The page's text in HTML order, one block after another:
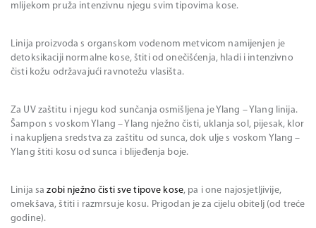
mlijekom pruža intenzivnu njegu svim tipovima kose.
Linija proizvoda s organskom vodenom metvicom namijenjen je
detoksikaciji normalne kose, štiti od onečišćenja, hladi i intenzivno
čisti kožu održavajući ravnotežu vlasišta.
Za UV zaštitu i njegu kod sunčanja osmišljena je Ylang – Ylang linija.
Šampon s voskom Ylang – Ylang nježno čisti, uklanja sol, pijesak, klor
i nakupljena sredstva za zaštitu od sunca, dok ulje s voskom Ylang –
Ylang štiti kosu od sunca i blijeđenja boje.
Linija sazobi nježno čisti sve tipove kose, pa i one najosjetljivije,
omekšava, štiti i razmrsuje kosu. Prigodan je za cijelu obitelj (od treće
godine).